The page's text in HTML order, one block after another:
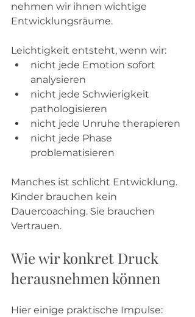
nehmen wir ihnen wichtige
Entwicklungsräume.
Leichtigkeit entsteht, wenn wir:
nicht jede Emotion sofort
analysieren
nicht jede Schwierigkeit
pathologisieren
nicht jede Unruhe therapieren
nicht jede Phase
problematisieren
Manches ist schlicht Entwicklung.
Kinder brauchen kein
Dauercoaching. Sie brauchen
Vertrauen.
Wie wir konkret Druck
herausnehmen können
Hier einige praktische Impulse: